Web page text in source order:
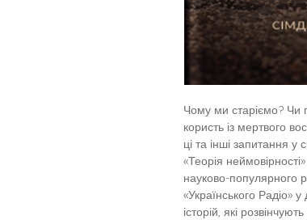
Чому ми старіємо? Чи
користь із мертвого
ці та інші запитання у
«Теорія
науково-популярного
«Українського Радіо»
історій, які